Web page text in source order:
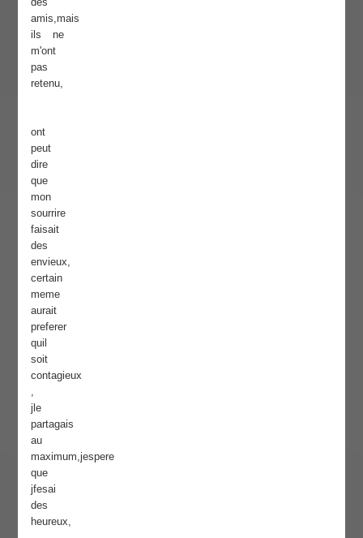
amis,mais
ils ne
m'ont
pas
retenu,
ont
peut
dire
que
mon
sourrire
faisait
des
envieux,
certain
meme
aurait
preferer
quil
soit
contagieux
jle
partagais
au
maximum,jespere
que
jfesai
des
heureux,